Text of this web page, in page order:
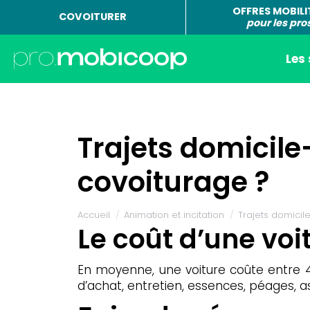
COVOITURER
OFFRES
pour les
Trajets
covoiturage ?
Vous êtes ici :
Accueil Animation et incitation Trajets
Le coût d’une
En moyenne, une voiture coûte
d’achat, entretien, essences, péages,